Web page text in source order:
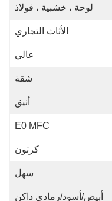
لوحة ، خشبية ، فولاذ
الأثاث التجاري
عالي
شقة
أنيق
E0 MFC
كرتون
سهل
أبيض/أسود/رمادي داكن